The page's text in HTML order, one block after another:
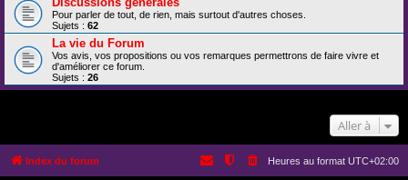
Pour parler de tout, de rien, mais surtout d'autres choses.
Sujets : 62
La vie du Forum
Vos avis, vos propositions ou vos remarques permettrons de faire vivre et
d'améliorer ce forum.
Sujets : 26
Aller à
Index du forum Heures au format UTC+02:00